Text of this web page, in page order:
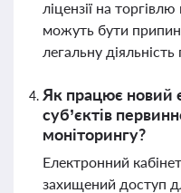
ліцензії на
можуть бути
легальну
Як працює новий
суб’єктів
моніторингу?
Електронний
захищений доступ